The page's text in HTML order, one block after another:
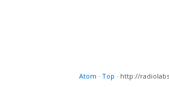
Atom · Top · http://